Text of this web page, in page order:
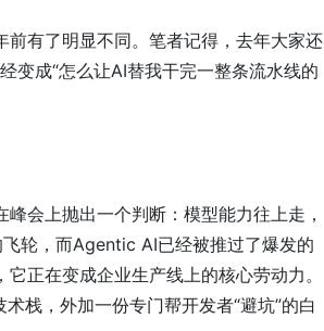
有了明显不同。笔者记得，去年大家还
变成“怎么让AI替我干完一整条流水线的
会上抛出一个判断：模型能力往上走，
轮，而Agentic AI已经被推过了爆发的
正在变成企业生产线上的核心劳动力。
栈，外加一份专门帮开发者“避坑”的白